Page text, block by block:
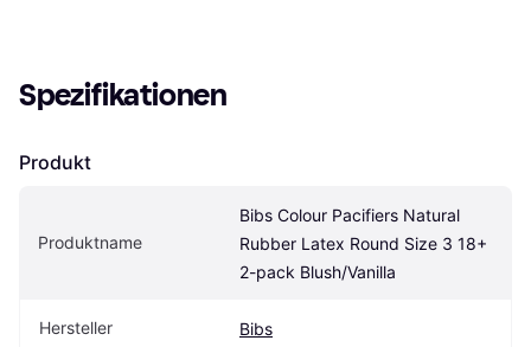
Spezifikationen
Produkt
Produktname
Bibs Colour Pacifiers Natural
Rubber Latex Round Size 3 18+
2-pack Blush/Vanilla
Hersteller Bibs